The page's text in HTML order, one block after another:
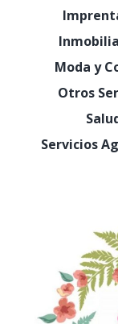
Moda y
Otros
Servicios